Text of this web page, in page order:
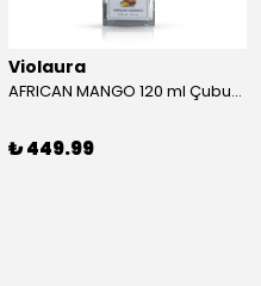
Violaura
AFRICAN MANGO 120 ml Çubuklu Oda Kokusu
₺ 449.99